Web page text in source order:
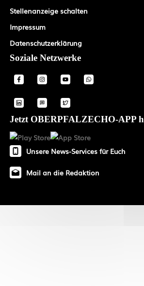
Stellenanzeige schalten
Impressum
Datenschutzerklärung
Soziale Netzwerke
Jetzt OBERPFALZECHO-APP
Unsere News-Services für Euch
Mail an die Redaktion